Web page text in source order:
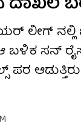
ಲೀಗ್ ನಲ್ಲಿ
ಸನ್
ಪರ